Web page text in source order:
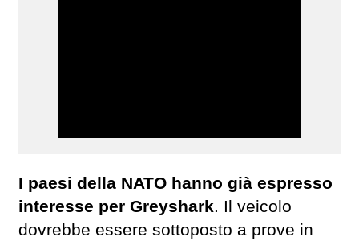
I paesi della NATO hanno già espresso
interesse per Greyshark. Il veicolo
dovrebbe essere sottoposto a prove in